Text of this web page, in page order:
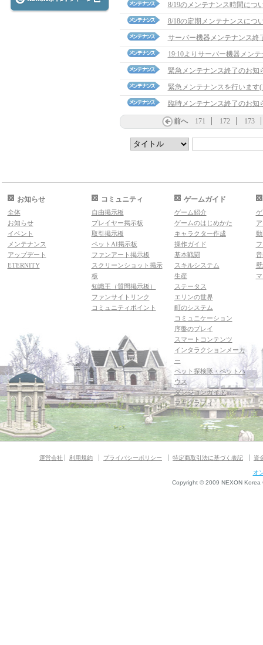
8/19のメンテナンス時間につ
8/18の定期メンテナンスにつ
サーバー機器メンテナンス終
19:10よりサーバー機器メン
緊急メンテナンス終了のお知
緊急メンテナンスを行います
臨時メンテナンス終了のお知
前へ 171 172 173
お知らせ
全体
お知らせ
イベント
メンテナンス
アップデート
ETERNITY
コミュニティ
自由掲示板
プレイヤー掲示板
取引掲示板
ペットAI掲示板
ファンアート掲示板
スクリーンショット掲示
板
知識王（質問掲示板）
ファンサイトリンク
コミュニティポイント
ゲームガイド
ゲーム紹介
ゲームのはじめかた
キャラクター作成
操作ガイド
基本戦闘
スキルシステム
生産
ステータス
エリンの世界
町のシステム
コミュニケーション
序盤のプレイ
スマートコンテンツ
インタラクションメーカ
ー
ペット探検隊・ペットハ
ウス
ダンジョンガイド
マギグラフィ
運営会社 利用規約 プライバシーポリシー 特定商取引法に基づく表記 資
オ
Copyright © 2009 NEXON Korea